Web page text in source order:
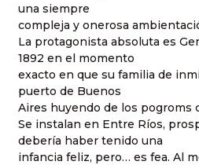
una siempre
compleja y onerosa
La protagonista absoluta es
1892 en el momento
exacto en que su familia de
puerto de Buenos
Aires huyendo de los pogroms
Se instalan en Entre Ríos,
debería haber tenido una
infancia feliz, pero… es fea. Al